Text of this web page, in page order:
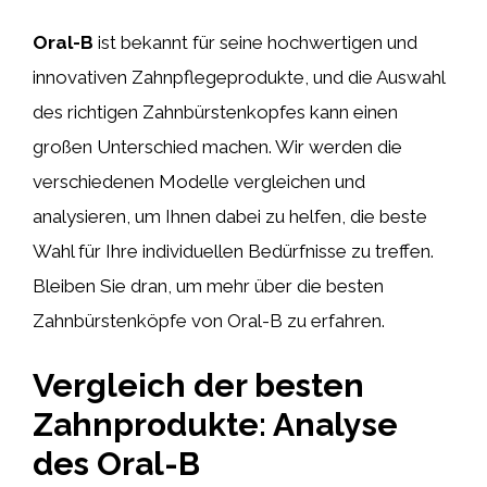
Oral-B ist bekannt für seine hochwertigen und
innovativen Zahnpflegeprodukte, und die Auswahl
des richtigen Zahnbürstenkopfes kann einen
großen Unterschied machen. Wir werden die
verschiedenen Modelle vergleichen und
analysieren, um Ihnen dabei zu helfen, die beste
Wahl für Ihre individuellen Bedürfnisse zu treffen.
Bleiben Sie dran, um mehr über die besten
Zahnbürstenköpfe von Oral-B zu erfahren.
Vergleich der besten
Zahnprodukte: Analyse
des Oral-B